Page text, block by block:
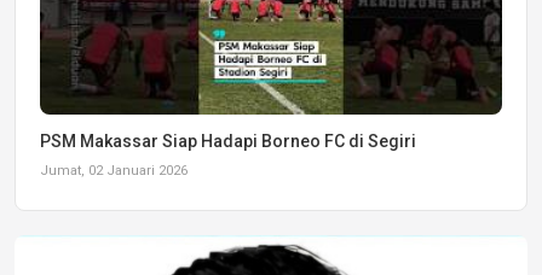
PSM Makassar Siap Hadapi Borneo FC di Segiri
Jumat, 02 Januari 2026